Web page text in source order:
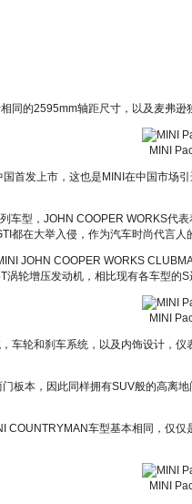
的2595mm轴距尺寸，以及麦弗逊
MINI
首发上市，这也是MINI在中国市
车型，JOHN COOPER WORKS
在大举入侵，作为汽车时尚代言人
JOHN COOPER WORKS
轮增压发动机，相比现有各车型的S
MINI
车轮和刹车系统，以及内饰设计，
板本，因此同样拥有SUV般的高
车型基本相同，仅
MINI